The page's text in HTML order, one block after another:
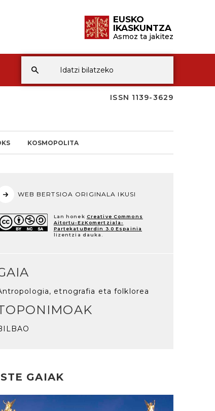
EUSKO
IKASKUNTZA
Asmoz ta jakitez
ISSN 1139-3629
KOSMOPOLITA
WEB BERTSIOA ORIGINALA IKUSI
Lan honek Creative Commons
Aitortu-EzKomertziala-
PartekatuBerdin 3.0 Espainia
lizentzia dauka.
etnografia eta folklorea
GAIAK